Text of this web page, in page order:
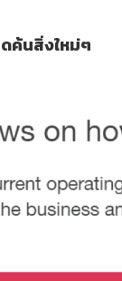
ดค้นสิ่งใหม่ๆ